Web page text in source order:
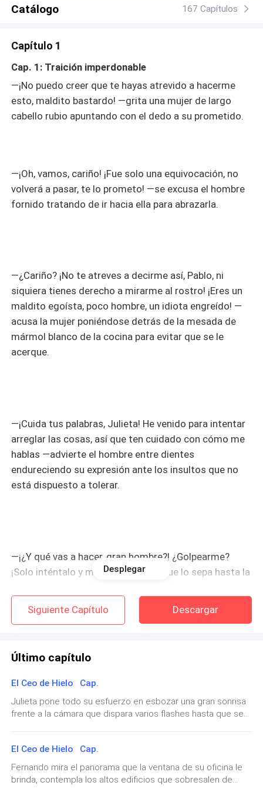
Catálogo 167 Capítulos
Capítulo 1
Cap. 1: Traición imperdonable
—¡No puedo creer que te hayas atrevido a hacerme
esto, maldito bastardo! —grita una mujer de largo
cabello rubio apuntando con el dedo a su prometido.
—¡Oh, vamos, cariño! ¡Fue solo una equivocación, no
volverá a pasar, te lo prometo! —se excusa el hombre
fornido tratando de ir hacia ella para abrazarla.
—¿Cariño? ¡No te atreves a decirme así, Pablo, ni
siquiera tienes derecho a mirarme al rostro! ¡Eres un
maldito egoísta, poco hombre, un idiota engreído! —
acusa la mujer poniéndose detrás de la mesada de
mármol blanco de la cocina para evitar que se le
acerque.
—¡Cuida tus palabras, Julieta! He venido para intentar
arreglar las cosas, así que ten cuidado con cómo me
hablas —advierte el hombre entre dientes
endureciendo su expresión ante los insultos que no
está dispuesto a tolerar.
—¡¿Y qué vas a hacer, gran hombre?! ¿Golpearme?
¡Solo inténtalo y me encargaré de que lo sepa hasta la
jugar al fútbol será a la plaza del barrio de tu madre! —
amenaza la mujer con las mejillas rojas por la rabia
—No te atreverías… —murmura el hombre apoyando
las manos en la mesada en señal amenazadora a
asegura que habla en serio.
Desplegar
Siguiente Capítulo Descargar
Último capítulo
El Ceo de Hielo Cap.
Julieta pone todo su esfuerzo en esbozar una gran sonrisa
frente a la cámara que dispara varios flashes hasta que se
comentario por parte del fotógrafo de cómo ha estado la
sesión, la modelo se dirige lo más disimuladamente que
puede hacia el baño para devolver lo poco que ha
desayunado, hace por lo menos cinco minutos que se ha
El Ceo de Hielo Cap.
Fernando mira el panorama que la ventana de su oficina le
brinda, contempla los altos edificios que sobresalen de